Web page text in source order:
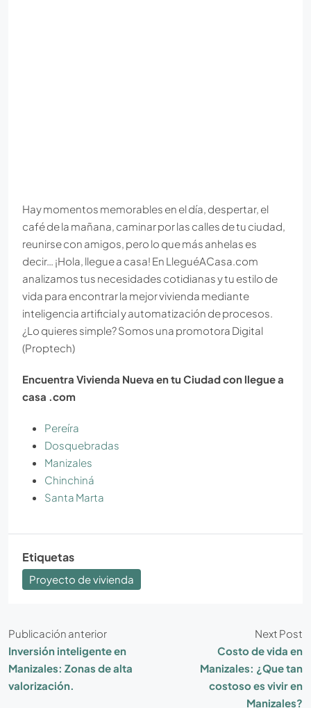
Hay momentos memorables en el día, despertar, el
café de la mañana, caminar por las calles de tu ciudad,
reunirse con amigos, pero lo que más anhelas es
decir… ¡Hola, llegue a casa! En LleguéACasa.com
analizamos tus necesidades cotidianas y tu estilo de
vida para encontrar la mejor vivienda mediante
inteligencia artificial y automatización de procesos.
¿Lo quieres simple? Somos una promotora Digital
(Proptech)
Encuentra Vivienda Nueva en tu Ciudad con llegue a
casa .com
Pereíra
Dosquebradas
Manizales
Chinchiná
Santa Marta
Etiquetas
Proyecto de vivienda
Publicación anterior
Inversión inteligente en
Manizales: Zonas de alta
valorización.
Next Post
Costo de vida en
Manizales: ¿Que tan
costoso es vivir en
Manizales?